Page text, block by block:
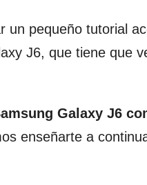
pequeño tutorial
J6, que tiene que
Galaxy J6
enseñarte a